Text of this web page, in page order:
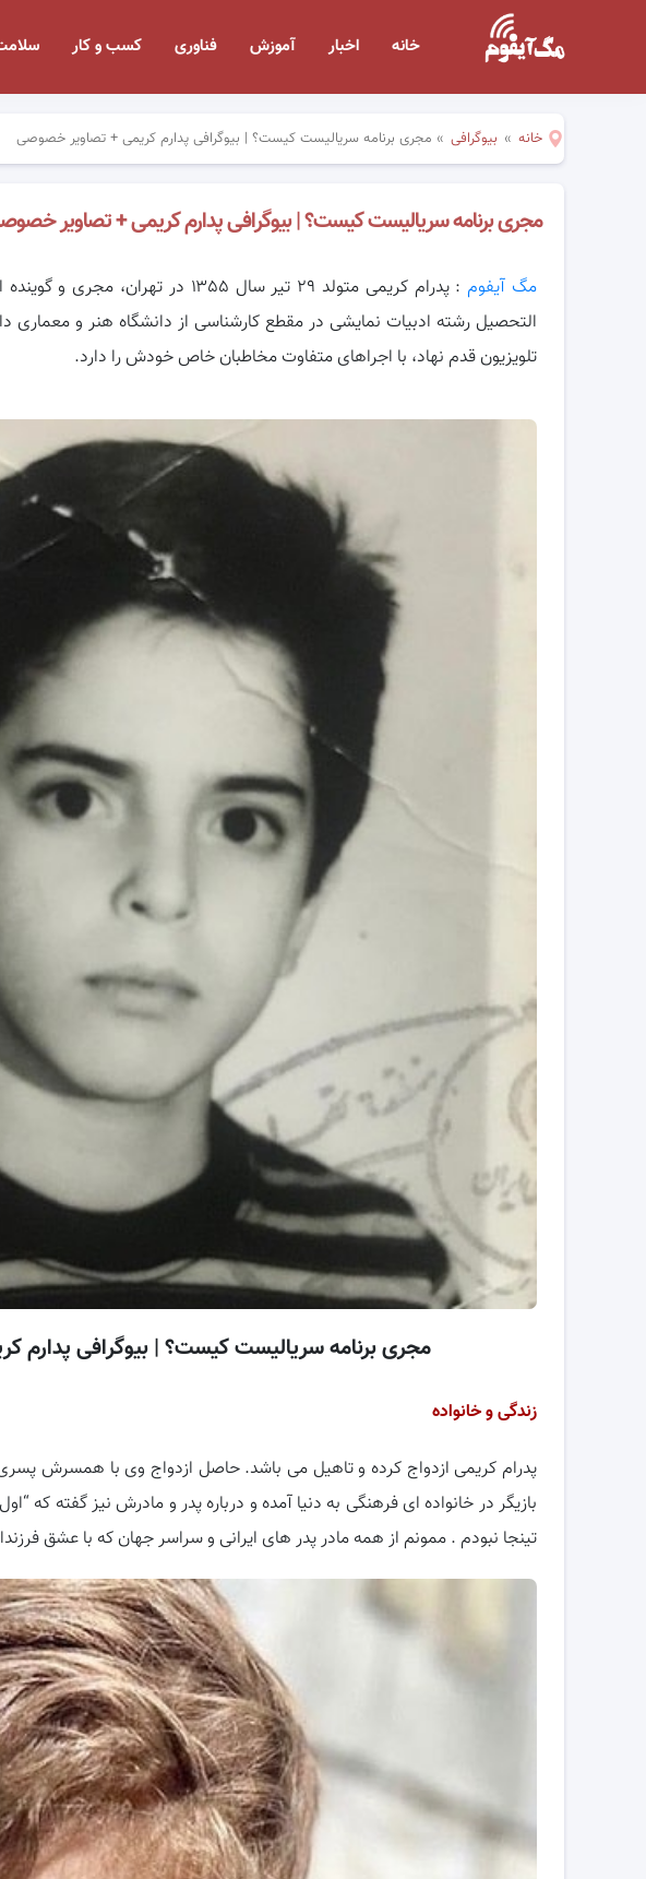
خانه اخبار آموزش فناوری کسب و کار
خانه » بیوگرافی » مجری برنامه سریالیست کیست؟ | بیوگرافی پدارم کریمی + تصاویر خصوصی
مجری برنامه سریالیست کیست؟ | بیوگرافی پدارم کریمی + تصاویر
مگ آیفوم
: پدرام کریمی متولد ۲۹ تیر سال ۱۳۵۵
التحصیل رشته ادبیات نمایشی در مقطع کارشناسی از دانشگاه هنر و معماری
تلویزیون قدم نهاد، با اجراهای متفاوت مخاطبان خاص خودش را دارد.
مجری برنامه سریالیست کیست؟ | بیوگرافی
زندگی و خانواده
بازیگر در خانواده ای فرهنگی به دنیا آمده و درباره پدر و مادرش نیز گفته که
تینجا نبودم . ممونم از همه مادر پدر های ایرانی و سراسر جهان که با عشق